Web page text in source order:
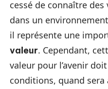
cessé de connaître
dans un
il représente une
valeur. Cependant,
valeur pour l’avenir
conditions, quand sera